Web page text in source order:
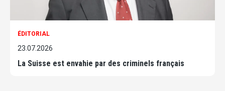
ÉDITORIAL
23.07.2026
La Suisse est envahie par des criminels français